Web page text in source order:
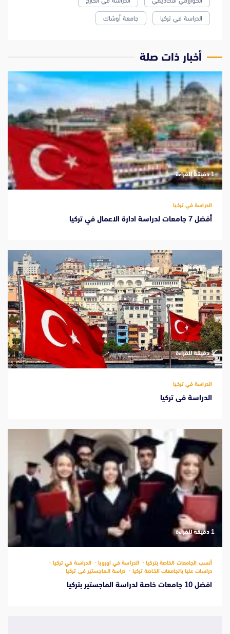
الدراسة في تركيا جامعة أوشاك
‫أخبار ذات صلة
‫1 دقيقة للقراءة
الدراسة في تركيا
أفضل 7 جامعات لدراسة ادارة الاعمال في تركيا
‫1 دقيقة للقراءة
الدراسة في تركيا
الدراسة فى تركيا
‫1 دقيقة للقراءة
أنسب الجامعات الخاصة بتركيا الدراسة في اوروبا
الدراسة في تركيا
دراسات عليا بالجامعات الخاصة تركيا
دراسة الماجستير فى تركيا
افضل 10 جامعات خاصة لدراسة الماجستير بتركيا